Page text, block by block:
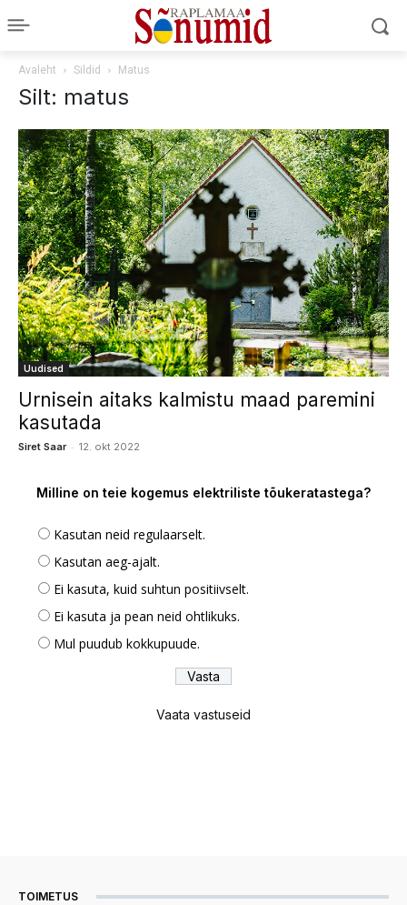
Avaleht Sildid Matus
Silt: matus
Uudised
Urnisein aitaks kalmistu maad paremini
kasutada
Siret Saar - 12. okt 2022
Milline on teie kogemus elektriliste tõukeratastega?
Kasutan neid regulaarselt.
Kasutan aeg-ajalt.
Ei kasuta, kuid suhtun positiivselt.
Ei kasuta ja pean neid ohtlikuks.
Mul puudub kokkupuude.
Vaata vastuseid
TOIMETUS